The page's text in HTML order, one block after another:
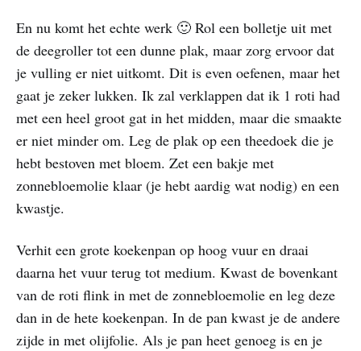
En nu komt het echte werk 🙂 Rol een bolletje uit met
de deegroller tot een dunne plak, maar zorg ervoor dat
je vulling er niet uitkomt. Dit is even oefenen, maar het
gaat je zeker lukken. Ik zal verklappen dat ik 1 roti had
met een heel groot gat in het midden, maar die smaakte
er niet minder om. Leg de plak op een theedoek die je
hebt bestoven met bloem. Zet een bakje met
zonnebloemolie klaar (je hebt aardig wat nodig) en een
kwastje.
Verhit een grote koekenpan op hoog vuur en draai
daarna het vuur terug tot medium. Kwast de bovenkant
van de roti flink in met de zonnebloemolie en leg deze
dan in de hete koekenpan. In de pan kwast je de andere
zijde in met olijfolie. Als je pan heet genoeg is en je